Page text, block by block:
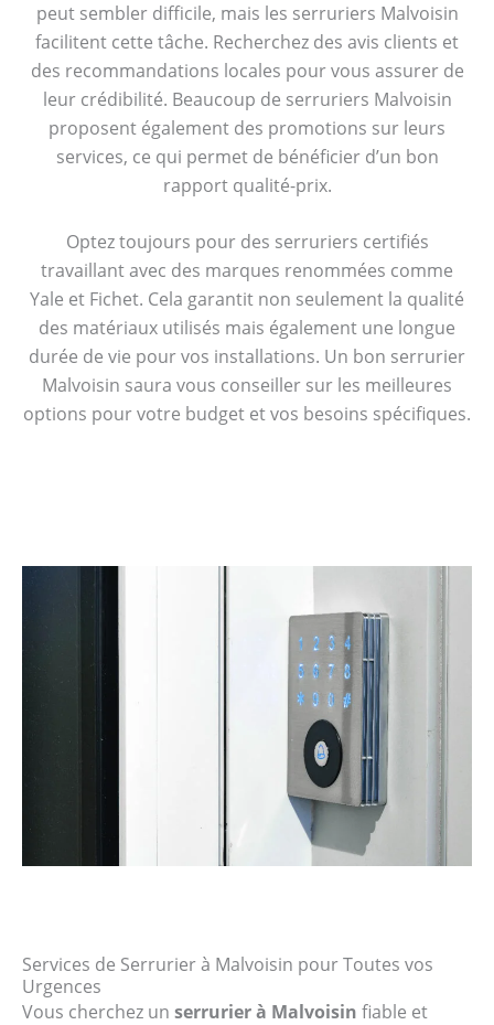
peut sembler difficile, mais les serruriers Malvoisin
facilitent cette tâche. Recherchez des avis clients et
des recommandations locales pour vous assurer de
leur crédibilité. Beaucoup de serruriers Malvoisin
proposent également des promotions sur leurs
services, ce qui permet de bénéficier d’un bon
rapport qualité-prix.
Optez toujours pour des serruriers certifiés
travaillant avec des marques renommées comme
Yale et Fichet. Cela garantit non seulement la qualité
des matériaux utilisés mais également une longue
durée de vie pour vos installations. Un bon serrurier
Malvoisin saura vous conseiller sur les meilleures
options pour votre budget et vos besoins spécifiques.
Services de Serrurier à Malvoisin pour Toutes vos
Urgences
Vous cherchez un serrurier à Malvoisin fiable et